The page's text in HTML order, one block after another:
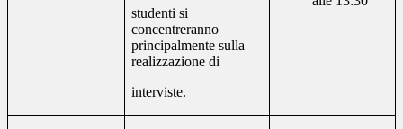
studenti si
concentreranno
principalmente sulla
realizzazione di
interviste.